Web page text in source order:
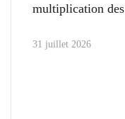
multiplication des
31 juillet 2026